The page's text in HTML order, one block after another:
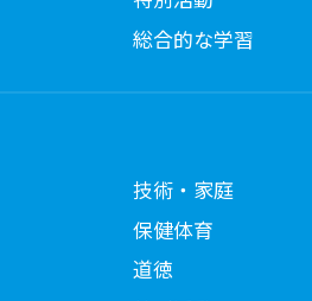
総合的な学習
技術・家庭
保健体育
道徳